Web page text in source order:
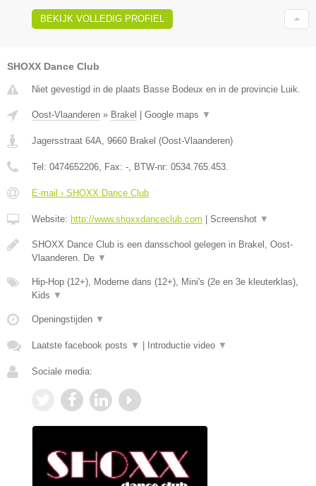
BEKIJK VOLLEDIG PROFIEL
SHOXX Dance Club
Niet gevestigd in de plaats Basse Bodeux en in de provincie Luik.
Oost-Vlaanderen » Brakel | Google maps ▼
Jagersstraat 64A 9660 Brakel (Oost-Vlaanderen)
Tel: 0474652206 , Fax: - , BTW-nr: 0534.765.453.
E-mail › SHOXX Dance Club
Website: http://www.shoxxdanceclub.com | Screenshot ▼
SHOXX Dance Club is een dansschool gelegen in Brakel, Oost-
Vlaanderen. De ▼
Hip-Hop (12+), Moderne dans (12+), Mini's (2e en 3e kleuterklas),
Kids ▼
Openingstijden ▼
Laatste facebook posts ▼ | Introductie video ▼
Sociale media: